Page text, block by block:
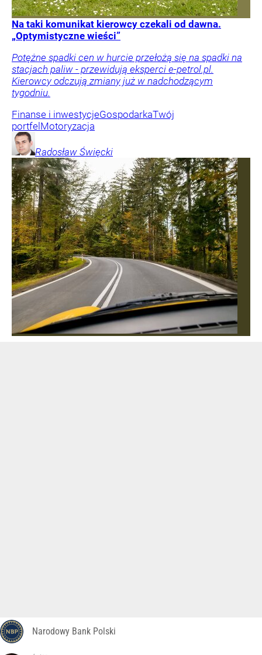
Na taki komunikat kierowcy czekali od dawna.
„Optymistyczne wieści”
Potężne spadki cen w hurcie przełożą się na spadki na
stacjach paliw - przewidują eksperci e-petrol.pl.
Kierowcy odczują zmiany już w nadchodzącym
tygodniu.
Finanse i inwestycjeGospodarkaTwój
portfel Motoryzacja
Radosław Święcki
Narodowy Bank Polski